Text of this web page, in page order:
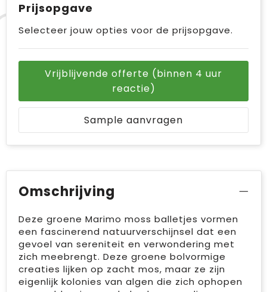
Prijsopgave
Selecteer jouw opties voor de prijsopgave.
Vrijblijvende offerte (binnen 4 uur
reactie)
Sample aanvragen
Omschrijving
Deze groene Marimo moss balletjes vormen
een fascinerend natuurverschijnsel dat een
gevoel van sereniteit en verwondering met
zich meebrengt. Deze groene bolvormige
creaties lijken op zacht mos, maar ze zijn
eigenlijk kolonies van algen die zich ophopen